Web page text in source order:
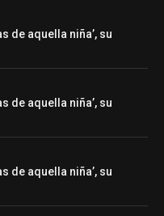
de aquella niña’, su
de aquella niña’, su
de aquella niña’, su